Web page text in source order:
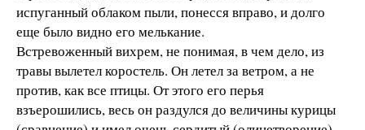
испуганный облаком пыли, понесся вправо, и долго
еще было видно его мелькание.
Встревоженный вихрем, не понимая, в чем дело, из
травы вылетел коростель. Он летел за ветром, а не
против, как все птицы. От этого его перья
взъерошились, весь он раздулся до величины курицы